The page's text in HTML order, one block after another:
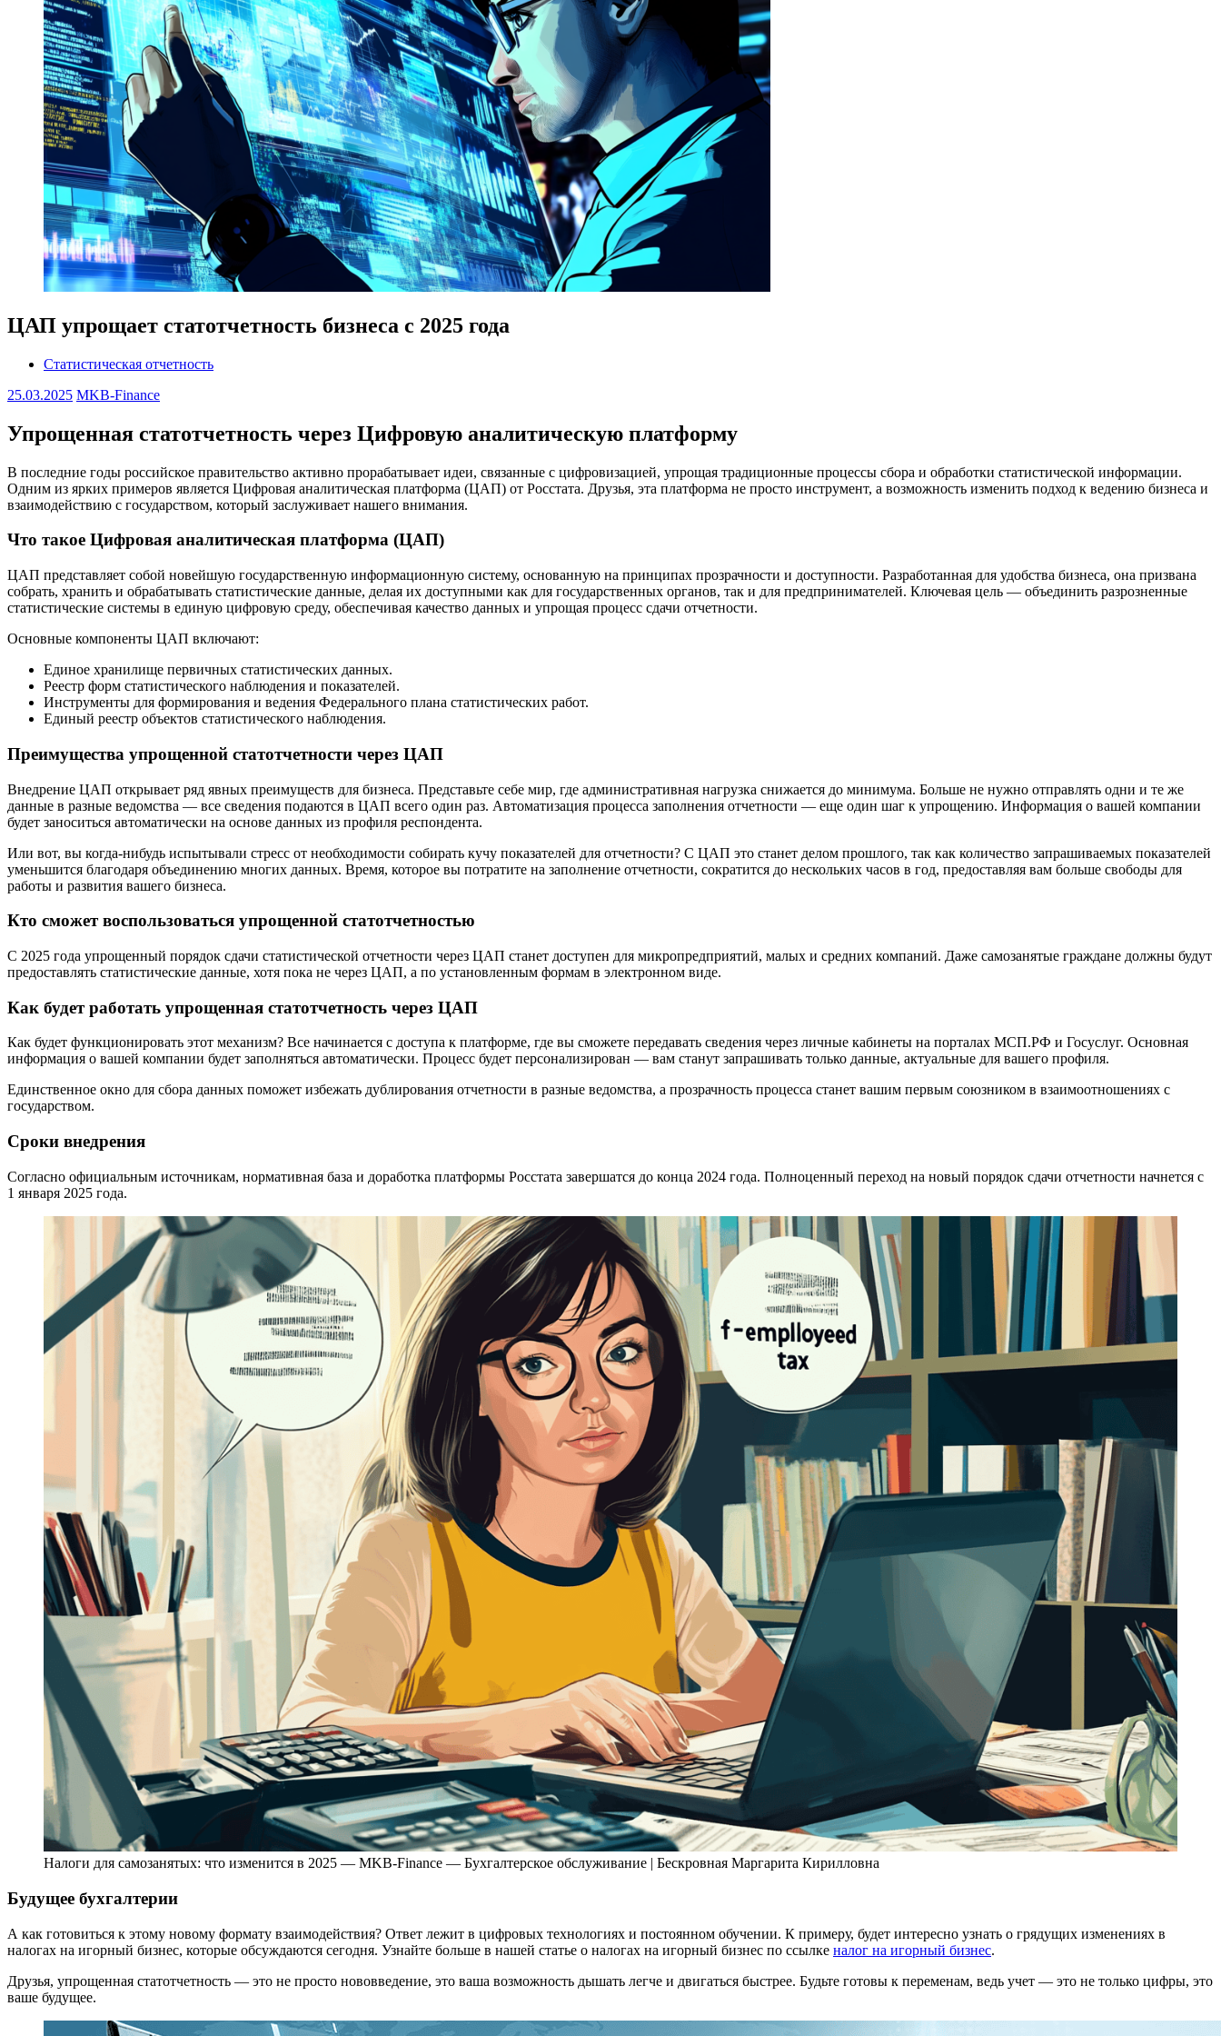
ЦАП упрощает статотчетность бизнеса с 2025 года
Статистическая отчетность
25.03.2025 MKB-Finance
Упрощенная статотчетность через Цифровую аналитическую платформу
В последние годы российское правительство активно прорабатывает идеи, связанные с цифровизацией, упрощая традиционные процессы сбора и обработки статистической информации.
Одним из ярких примеров является Цифровая аналитическая платформа (ЦАП) от Росстата. Друзья, эта платформа не просто инструмент, а возможность изменить подход к ведению бизнеса и
взаимодействию с государством, который заслуживает нашего внимания.
Что такое Цифровая аналитическая платформа (ЦАП)
ЦАП представляет собой новейшую государственную информационную систему, основанную на принципах прозрачности и доступности. Разработанная для удобства бизнеса, она призвана
собрать, хранить и обрабатывать статистические данные, делая их доступными как для государственных органов, так и для предпринимателей. Ключевая цель — объединить разрозненные
статистические системы в единую цифровую среду, обеспечивая качество данных и упрощая процесс сдачи отчетности.
Основные компоненты ЦАП включают:
Единое хранилище первичных статистических данных.
Реестр форм статистического наблюдения и показателей.
Инструменты для формирования и ведения Федерального плана статистических работ.
Единый реестр объектов статистического наблюдения.
Преимущества упрощенной статотчетности через ЦАП
Внедрение ЦАП открывает ряд явных преимуществ для бизнеса. Представьте себе мир, где административная нагрузка снижается до минимума. Больше не нужно отправлять одни и те же
данные в разные ведомства — все сведения подаются в ЦАП всего один раз. Автоматизация процесса заполнения отчетности — еще один шаг к упрощению. Информация о вашей компании
будет заноситься автоматически на основе данных из профиля респондента.
Или вот, вы когда-нибудь испытывали стресс от необходимости собирать кучу показателей для отчетности? С ЦАП это станет делом прошлого, так как количество запрашиваемых показателей
уменьшится благодаря объединению многих данных. Время, которое вы потратите на заполнение отчетности, сократится до нескольких часов в год, предоставляя вам больше свободы для
работы и развития вашего бизнеса.
Кто сможет воспользоваться упрощенной статотчетностью
С 2025 года упрощенный порядок сдачи статистической отчетности через ЦАП станет доступен для микропредприятий, малых и средних компаний. Даже самозанятые граждане должны будут
предоставлять статистические данные, хотя пока не через ЦАП, а по установленным формам в электронном виде.
Как будет работать упрощенная статотчетность через ЦАП
Как будет функционировать этот механизм? Все начинается с доступа к платформе, где вы сможете передавать сведения через личные кабинеты на порталах МСП.РФ и Госуслуг. Основная
информация о вашей компании будет заполняться автоматически. Процесс будет персонализирован — вам станут запрашивать только данные, актуальные для вашего профиля.
Единственное окно для сбора данных поможет избежать дублирования отчетности в разные ведомства, а прозрачность процесса станет вашим первым союзником в взаимоотношениях с
государством.
Сроки внедрения
Согласно официальным источникам, нормативная база и доработка платформы Росстата завершатся до конца 2024 года. Полноценный переход на новый порядок сдачи отчетности начнется с
1 января 2025 года.
Налоги для самозанятых: что изменится в 2025 — MKB-Finance — Бухгалтерское обслуживание | Бескровная Маргарита Кирилловна
Будущее бухгалтерии
А как готовиться к этому новому формату взаимодействия? Ответ лежит в цифровых технологиях и постоянном обучении. К примеру, будет интересно узнать о грядущих изменениях в
налогах на игорный бизнес, которые обсуждаются сегодня. Узнайте больше в нашей статье о налогах на игорный бизнес по ссылке налог на игорный бизнес.
Друзья, упрощенная статотчетность — это не просто нововведение, это ваша возможность дышать легче и двигаться быстрее. Будьте готовы к переменам, ведь учет — это не только цифры, это
ваше будущее.